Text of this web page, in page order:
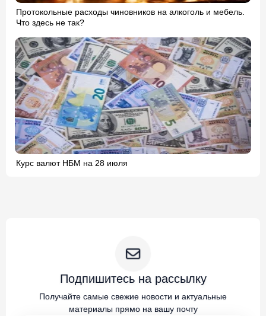
Протокольные расходы чиновников на алкоголь и мебель.
Что здесь не так?
Курс валют НБМ на 28 июля
Подпишитесь на рассылку
Получайте самые свежие новости и актуальные
материалы прямо на вашу почту